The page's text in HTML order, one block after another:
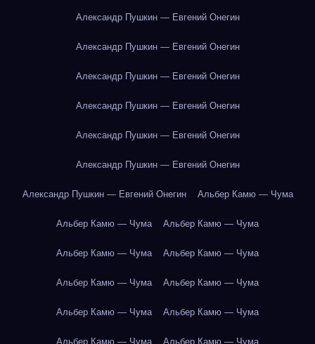
Александр Пушкин — Евгений Онегин
Александр Пушкин — Евгений Онегин
Александр Пушкин — Евгений Онегин
Александр Пушкин — Евгений Онегин
Александр Пушкин — Евгений Онегин
Александр Пушкин — Евгений Онегин
Александр Пушкин — Евгений Онегин Альбер Камю — Чума
Альбер Камю — Чума Альбер Камю — Чума
Альбер Камю — Чума Альбер Камю — Чума
Альбер Камю — Чума Альбер Камю — Чума
Альбер Камю — Чума Альбер Камю — Чума
Альбер Камю — Чума Альбер Камю — Чума